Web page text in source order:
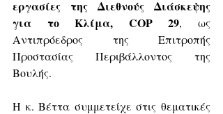
εργασίες της Διεθνούς Διάσκεψης
για το Κλίμα, COP 29, ως
Αντιπρόεδρος της Επιτροπής
Προστασίας Περιβάλλοντος της
Βουλής.
Η κ. Βέττα συμμετείχε στις θεματικές